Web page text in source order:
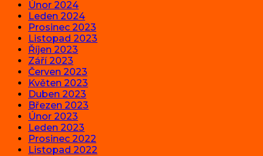
Únor 2024
Leden 2024
Prosinec 2023
Listopad 2023
Říjen 2023
Září 2023
Červen 2023
Květen 2023
Duben 2023
Březen 2023
Únor 2023
Leden 2023
Prosinec 2022
Listopad 2022